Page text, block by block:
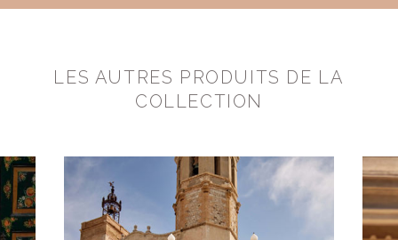
LES AUTRES PRODUITS DE LA
COLLECTION